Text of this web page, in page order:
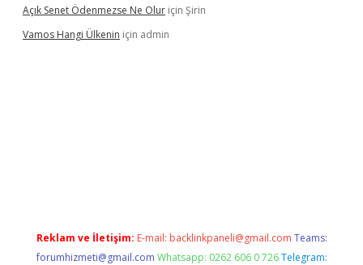
Açık Senet Ödenmezse Ne Olur için Şirin
Vamos Hangi Ülkenin için admin
Reklam ve İletişim: E-mail: backlinkpaneli@gmail.com Teams:
forumhizmeti@gmail.com Whatsapp: 0262 606 0 726 Telegram: